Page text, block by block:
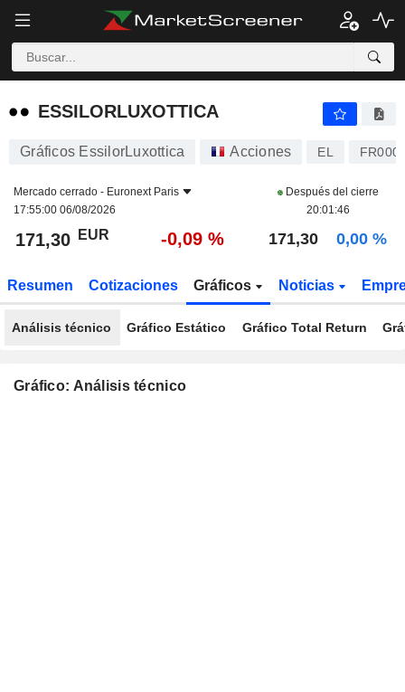
ESSILORLUXOTTICA
ESSILORLUXOTTICA
Gráficos EssilorLuxottica Acciones EL
Mercado cerrado - Euronext Paris
17:55:00 06/08/2026
Después del cierre
20:01:46
171,30 EUR -0,09 % 171,30 0,00 %
Resumen Cotizaciones Gráficos Noticias
Análisis técnico Gráfico Estático Gráfico Total Return
Gráfico: Análisis técnico